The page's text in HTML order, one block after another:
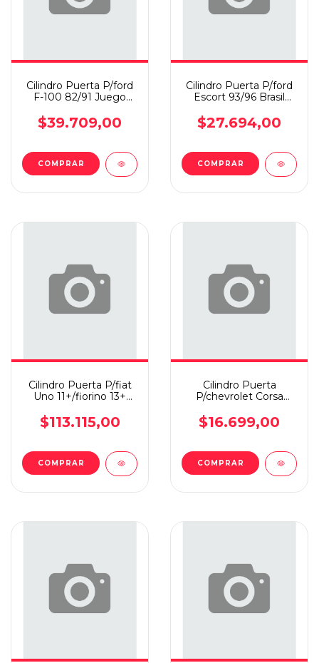
Cilindro Puerta P/ford
F-100 82/91 Juego
$39.709,00
Cilindro Puerta P/ford
Escort 93/96 Brasil
$27.694,00
Cilindro Puerta P/fiat
Uno 11+/fiorino 13+
$113.115,00
Cilindro Puerta
P/chevrolet Corsa
Alarma
$16.699,00